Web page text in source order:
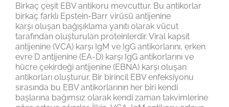
Birkaç çeşit EBV antikoru mevcuttur. Bu antikorlar
birkaç farklı Epstein-Barr virüsü antijenine
karşı oluşan bağışıklama yanıtı olarak vücut
tarafından oluşturulan proteinlerdir. Viral kapsit
antijenine (VCA) karşı IgM ve IgG antikorlarını, erken
evre D antijenine (EA-D) karşı IgG antikorlarını ve
hücre çekirdeği antijenine (EBNA) karşı oluşan
antikorları oluşturur. Bir birincil EBV enfeksiyonu
sırasında bu EBV antikorlarının her biri kendi
başlarına bağımsız olarak kendi zaman takvimlerine